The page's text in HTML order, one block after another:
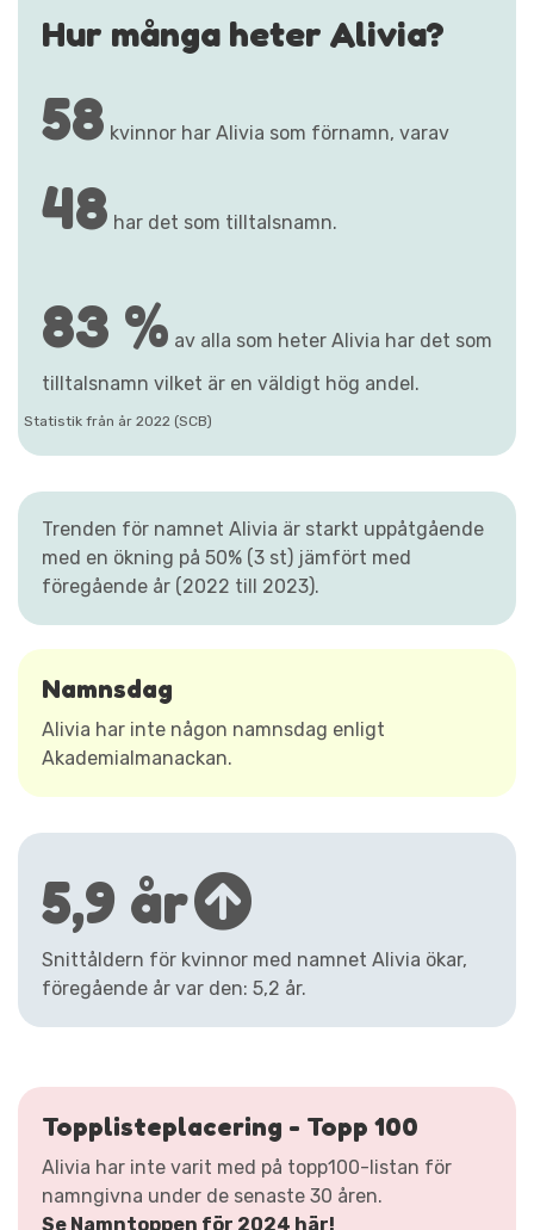
Hur många heter Alivia?
58 kvinnor har Alivia som förnamn, varav
48 har det som tilltalsnamn.
83 % av alla som heter Alivia har det som
tilltalsnamn vilket är en väldigt hög andel.
Statistik från år 2022 (SCB)
Trenden för namnet Alivia är starkt uppåtgående
med en ökning på 50% (3 st) jämfört med
föregående år (2022 till 2023).
Namnsdag
Alivia har inte någon namnsdag enligt
Akademialmanackan.
5,9 år
Snittåldern för kvinnor med namnet Alivia ökar,
föregående år var den: 5,2 år.
Topplisteplacering - Topp 100
Alivia har inte varit med på topp100-listan för
namngivna under de senaste 30 åren.
Se Namntoppen för 2024 här!